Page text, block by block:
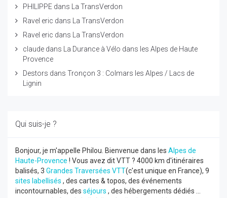
PHILIPPE dans
La TransVerdon
Ravel eric dans
La TransVerdon
Ravel eric dans
La TransVerdon
claude dans
La Durance à Vélo dans les Alpes de Haute
Provence
Destors dans Tronçon 3 : Colmars les Alpes / Lacs de
Lignin
Qui suis-je ?
Bonjour, je m'appelle Philou. Bienvenue dans les Alpes de
Haute-Provence ! Vous avez dit VTT ? 4000 km d'itinéraires
balisés, 3 Grandes Traversées VTT(c'est unique en France), 9
sites labellisés , des cartes & topos, des événements
incontournables, des séjours , des hébergements dédiés ...